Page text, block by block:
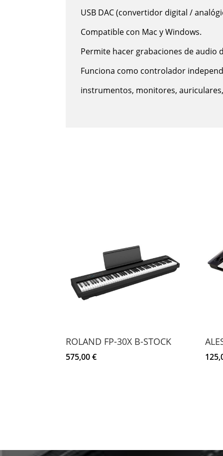
USB DAC (convertidor digital /
Compatible con Mac y Windows.
Permite hacer grabaciones de audio
Funciona como controlador
instrumentos, monitores,
ROLAND FP-30X B-STOCK
575,00€